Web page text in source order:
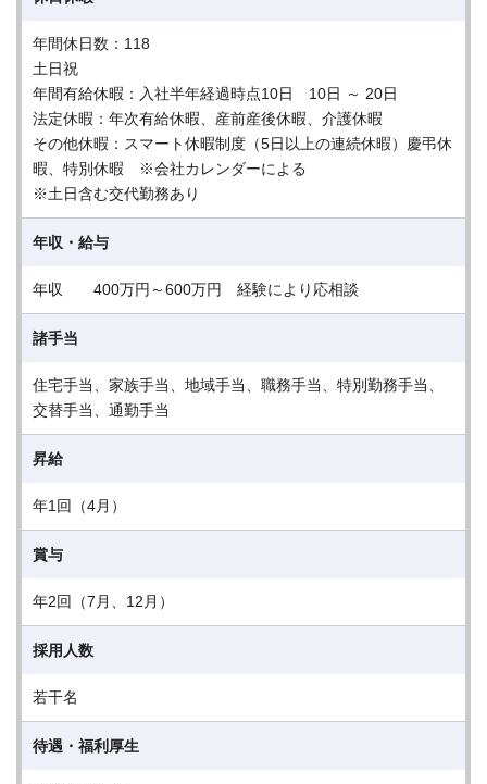
年間休日数：118
土日祝
年間有給休暇：入社半年経過時点10日 10日 ～ 20日
法定休暇：年次有給休暇、産前産後休暇、介護休暇
その他休暇：スマート休暇制度（5日以上の連続休暇）慶弔休
暇、特別休暇 ※会社カレンダーによる
※土日含む交代勤務あり
年収・給与
年収 400万円～600万円 経験により応相談
諸手当
住宅手当、家族手当、地域手当、職務手当、特別勤務手当、
交替手当、通勤手当
昇給
年1回（4月）
賞与
年2回（7月、12月）
採用人数
若干名
待遇・福利厚生